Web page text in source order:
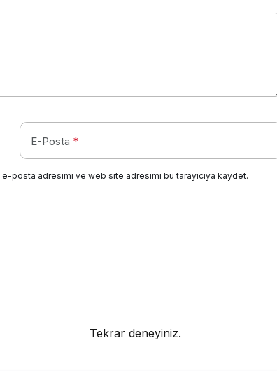
E-Posta *
e-posta adresimi ve web site adresimi bu tarayıcıya kaydet.
Tekrar deneyiniz.